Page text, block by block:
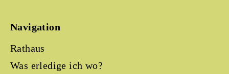
Navigation
Rathaus
Was erledige ich wo?